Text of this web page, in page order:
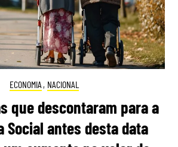
ECONOMIA , NACIONAL
que descontaram para a
Social antes desta data